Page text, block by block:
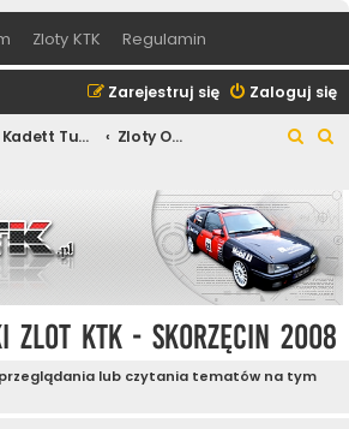
Zloty KTK Regulamin
Zaloguj się
Zarejestruj się
Kadett Tuning Klub
Zloty Ogólnopolskie Kadett Tuning Klub
u
k
a
u
k
a
j
Zlot KTK - Skorzęcin 2008
lub czytania tematów na tym